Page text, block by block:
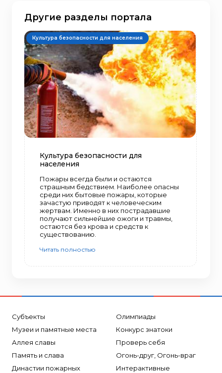
Другие разделы портала
Культура безопасности для населения
Культура безопасности для
населения
Пожары всегда были и остаются
страшным бедствием. Наиболее опасны
среди них бытовые пожары, которые
зачастую приводят к человеческим
жертвам. Именно в них пострадавшие
получают сильнейшие ожоги и травмы,
остаются без крова и средств к
существованию.
Читать полностью
Субъекты
Музеи и памятные места
Аллея славы
Память и слава
Династии пожарных
Олимпиады
Конкурс знатоки
Проверь себя
Огонь-друг, Огонь-враг
Интерактивные